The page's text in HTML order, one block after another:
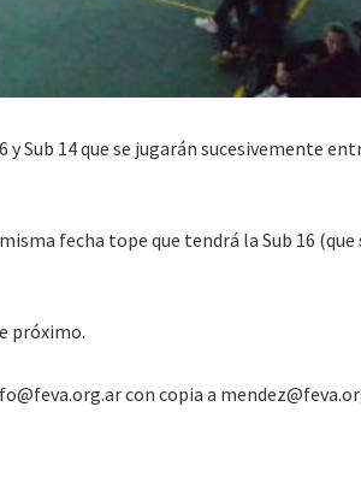
Sub 14 que se jugarán sucesivemente
fecha tope que tendrá la Sub 16 (que
próximo.
con copia a